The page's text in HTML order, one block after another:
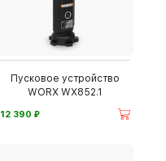
Пусковое устройство
WORX WX852.1
12 390 ⃏